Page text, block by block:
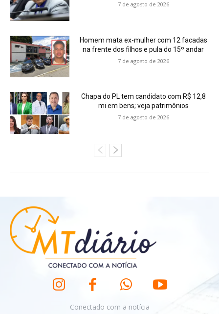
7 de agosto de 2026
Homem mata ex-mulher com 12 facadas
na frente dos filhos e pula do 15º andar
7 de agosto de 2026
Chapa do PL tem candidato com R$ 12,8
mi em bens; veja patrimônios
7 de agosto de 2026
Conectado com a notícia